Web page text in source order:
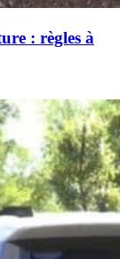
: règles à